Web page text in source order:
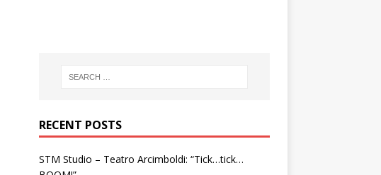
RECENT POSTS
STM Studio – Teatro Arcimboldi: “Tick…tick…